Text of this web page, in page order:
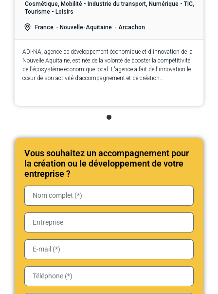
Cosmétique, Mobilité - Industrie du transport, Numérique - TIC,
Tourisme - Loisirs
France - Nouvelle-Aquitaine - Arcachon
ADI-NA, agence de développement économique et d'innovation de la
Nouvelle Aquitaine, est née de la volonté de booster la compétitivité
de l'écosystème économique local. L'agence a fait de l'innovation le
cœur de son activité d’accompagnement et de création
Vous souhaitez un accompagnement pour
la création ou le développement de votre
entreprise ?